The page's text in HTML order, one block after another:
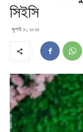
সিইসি
জুলাই ৮, ২০২৫